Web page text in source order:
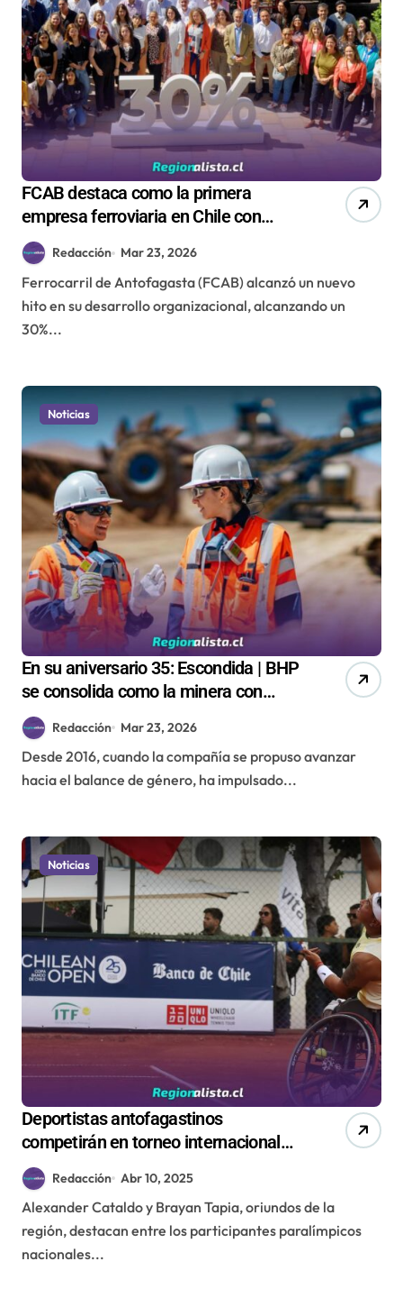
FCAB destaca como la primera
empresa ferroviaria en Chile con
mayor dotación femenina
Redacción Mar 23, 2026
Ferrocarril de Antofagasta (FCAB) alcanzó un nuevo
hito en su desarrollo organizacional, alcanzando un
30%...
Noticias
En su aniversario 35: Escondida | BHP
se consolida como la minera con
mayor participación femenina en la
industria
Redacción Mar 23, 2026
Desde 2016, cuando la compañía se propuso avanzar
hacia el balance de género, ha impulsado...
Noticias
Deportistas antofagastinos
competirán en torneo internacional
de tenis en silla de ruedas
Redacción Abr 10, 2025
Alexander Cataldo y Brayan Tapia, oriundos de la
región, destacan entre los participantes paralímpicos
nacionales...